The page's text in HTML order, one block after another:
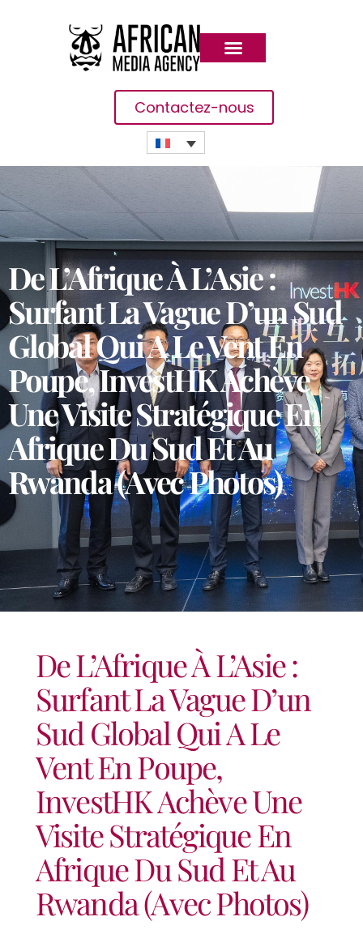
Contactez-nous
De L’Afrique À L’Asie :
Surfant La Vague D’un Sud
Global Qui A Le Vent En
Poupe, InvestHK Achève
Une Visite Stratégique En
Afrique Du Sud Et Au
Rwanda (avec Photos)
De L’Afrique À L’Asie :
Surfant La Vague D’un
Sud Global Qui A Le
Vent En Poupe,
InvestHK Achève Une
Visite Stratégique En
Afrique Du Sud Et Au
Rwanda (avec Photos)